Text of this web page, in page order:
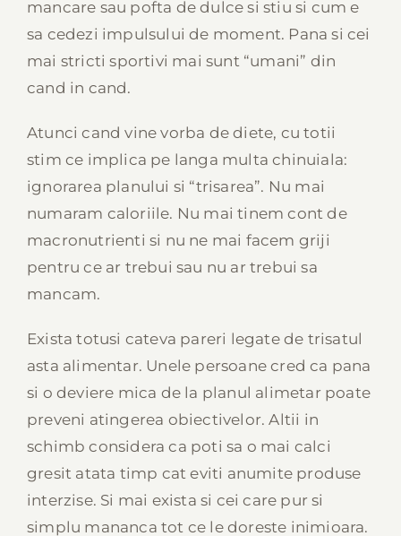
mancare sau pofta de dulce si stiu si cum e
sa cedezi impulsului de moment. Pana si cei
mai stricti sportivi mai sunt “umani” din
cand in cand.
Atunci cand vine vorba de diete, cu totii
stim ce implica pe langa multa chinuiala:
ignorarea planului si “trisarea”. Nu mai
numaram caloriile. Nu mai tinem cont de
macronutrienti si nu ne mai facem griji
pentru ce ar trebui sau nu ar trebui sa
mancam.
Exista totusi cateva pareri legate de trisatul
asta alimentar. Unele persoane cred ca pana
si o deviere mica de la planul alimetar poate
preveni atingerea obiectivelor. Altii in
schimb considera ca poti sa o mai calci
gresit atata timp cat eviti anumite produse
interzise. Si mai exista si cei care pur si
simplu mananca tot ce le doreste inimioara.